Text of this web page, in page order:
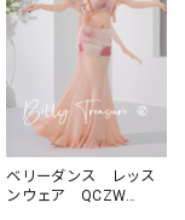
ベリーダンス レッス
ンウェア QCZW